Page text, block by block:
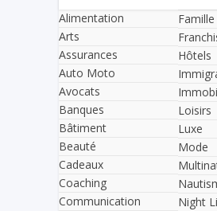
Alimentation
Arts
Assurances
Auto Moto
Avocats
Banques
Bâtiment
Beauté
Cadeaux
Coaching
Communication
Famille
Hôtels
Loisirs
Luxe
Mode
Night